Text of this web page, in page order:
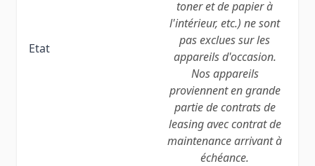
Etat
toner et de papier à
l'intérieur, etc.) ne sont
pas exclues sur les
appareils d'occasion.
Nos appareils
proviennent en grande
partie de contrats de
leasing avec contrat de
maintenance arrivant à
échéance.